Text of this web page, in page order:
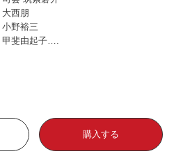
大西朋
小野裕三
甲斐由起子….
購入する